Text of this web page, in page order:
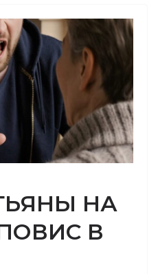
НА
В